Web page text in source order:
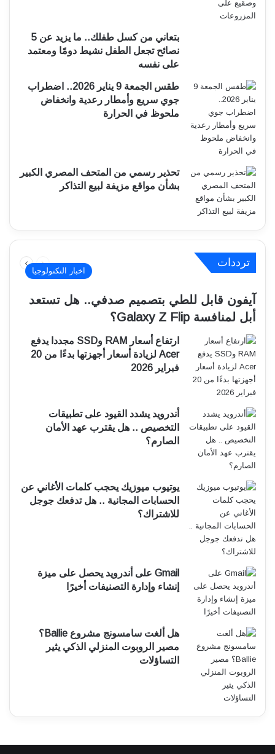
بتعاني من كسل طفلك.. ما يزيد عن 5
نصائح تجعل الطفل نشيط دومًا ومعتمد
على نفسه
طقس الجمعة 9 يناير 2026.. اضطراب
جوي سريع وأمطار رعدية وانخفاض
ملحوظ في الحرارة
تحذير رسمي من المتحف المصري الكبير
بشأن مواقع مزيفة لبيع التذاكر
ترددات الصفحةالصفحة
اخبار التكنولوجيا
آيفون قابل للطي بتصميم صدفي.. هل تستعد
أبل لمنافسة Galaxy Z Flip؟
ارتفاع أسعار RAM وSSD مجددا يدفع
Acer لزيادة أسعار أجهزتها بدءًا من 20
فبراير 2026
أندرويد يشدد القيود على تطبيقات
التخصيص .. هل يقترب عهد الأمان
الصارم؟
يوتيوب ميوزيك يحجب كلمات الأغاني عن
الحسابات المجانية .. هل تدفعك جوجل
للاشتراك؟
Gmail على أندرويد يحصل على ميزة
إنشاء وإدارة التصنيفات أخيرًا
هل ألغت سامسونج مشروع Ballie؟
مصير الروبوت المنزلي الذكي يثير
التساؤلات